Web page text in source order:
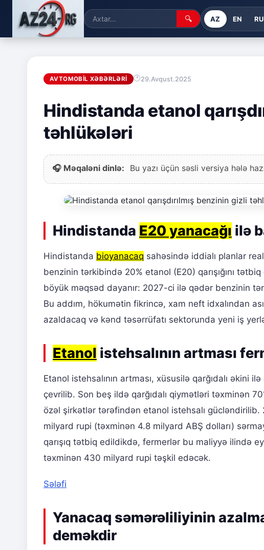
🔍 AZ EN RU
AVTOMOBIL XƏBƏRLƏRI 29.Avqust.2025
Hindistanda etanol
təhlükələri
🎧 Məqaləni dinlə: Bu yazı üçün səsli versiya hələ
Hindistanda E20 yanacağı ilə
Hindistanda bioyanacaq sahəsində iddialı planlar
benzinin tərkibində 20% etanol (E20) qarışığını
böyük məqsəd dayanır: 2027-ci ilə qədər benzinin
Bu addım, hökumətin fikrincə, xam neft idxalından
azaldacaq və kənd təsərrüfatı sektorunda yeni iş
Etanol istehsalının artması
Etanol istehsalının artması, xüsusilə qarğıdalı əkini
çevrilib. Son beş ildə qarğıdalı qiymətləri təxminən
özəl şirkətlər tərəfindən etanol istehsalı
milyard rupi (təxminən 4.8 milyard ABŞ dolları)
qarışıq tətbiq edildikdə, fermerlər bu maliyyə ilində
təxminən 430 milyard rupi təşkil edəcək.
Sələfi
Yanacaq səmərəliliyinin
deməkdir